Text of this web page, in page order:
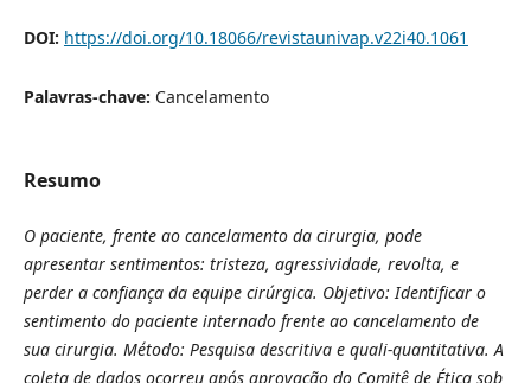
DOI: https://doi.org/10.18066/revistaunivap.v22i40.1061
Palavras-chave: Cancelamento
Resumo
O paciente, frente ao cancelamento da cirurgia, pode
apresentar sentimentos: tristeza, agressividade, revolta, e
perder a confiança da equipe cirúrgica. Objetivo: Identificar o
sentimento do paciente internado frente ao cancelamento de
sua cirurgia. Método: Pesquisa descritiva e quali-quantitativa. A
coleta de dados ocorreu após aprovação do Comitê de Ética sob